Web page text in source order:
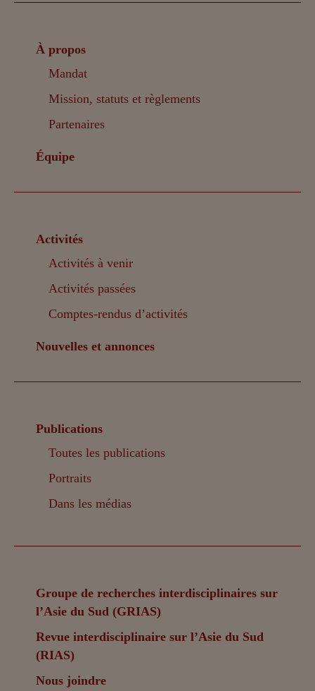
À propos
Mandat
Mission, statuts et règlements
Partenaires
Équipe
Activités
Activités à venir
Activités passées
Comptes-rendus d’activités
Nouvelles et annonces
Publications
Toutes les publications
Portraits
Dans les médias
Groupe de recherches interdisciplinaires sur
l’Asie du Sud (GRIAS)
Revue interdisciplinaire sur l’Asie du Sud
(RIAS)
Nous joindre